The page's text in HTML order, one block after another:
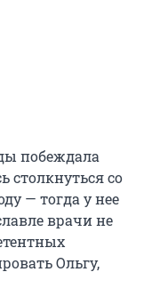
побеждала
столкнуться со
— тогда у нее
врачи не
Ольгу,